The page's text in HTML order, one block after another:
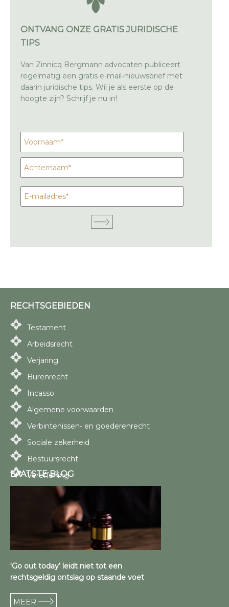
ONTVANG ONZE GRATIS JURIDISCHE
TIPS
Van Zinnicq Bergmann advocaten publiceert
regelmatig een gratis e-mail-nieuwsbrief met
daarin juridische tips. Wil je als eerste op de
hoogte zijn? Schrijf je nu in!
RECHTSGEBIEDEN
Testament
Arbeidsrecht
Verjaring
Burenrecht
Incasso
Algemene voorwaarden
Verbintenissen- en goederenrecht
Sociale zekerheid
Bestuursrecht
Vereffening
LAATSTE BLOG
‘Go out today’ leidt niet tot een
rechtsgeldig ontslag op staande voet
MEER